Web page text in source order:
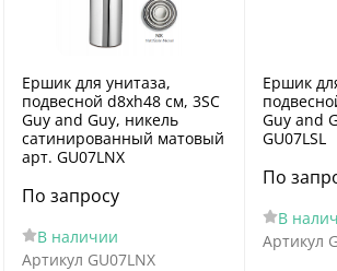
Ершик для унитаза,
подвесной d8xh48 см, 3SC
Guy and Guy, никель
сатинированный матовый
арт. GU07LNX
По запросу
В наличии
Артикул GU07LNX
Ершик
Guy and
GU07LSL
По
В
Артикул